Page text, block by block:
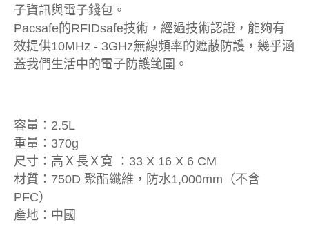
子資訊與電子錢包。
Pacsafe的RFIDsafe技術，經過技術認證，能夠有
效提供10MHz - 3GHz無線頻率的遮蔽防護，幾乎涵
蓋我們生活中的電子防護範圍。
容量：2.5L
重量：370g
尺寸：高Ｘ長Ｘ寬 ：33 X 16 X 6 CM
材質：750D 聚酯纖維，防水1,000mm（不含
PFC）
產地：中國